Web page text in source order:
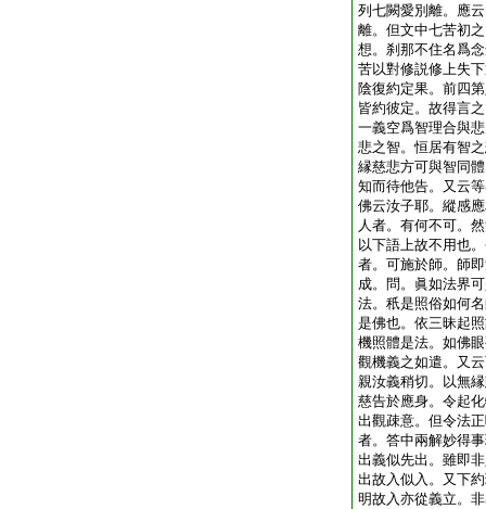
列七闕愛別離。應
離。但文中七苦初
想。刹那不住名爲
苦以對修説修上失
陰復約定果。前四
皆約彼定。故得言
一義空爲智理合與
悲之智。恒居有智
縁慈悲方可與智同
知而待他告。又云
佛云汝子耶。縱感
人者。有何不可。
以下語上故不用也
者。可施於師。師
成。問。眞如法界
法。秖是照俗如何
是佛也。依三昧起
機照體是法。如佛
觀機義之如遣。又
親汝義稍切。以無
慈告於應身。令起
出觀疎意。但令法
者。答中兩解妙得
出義似先出。雖即
出故入似入。又下
明故入亦從義立。